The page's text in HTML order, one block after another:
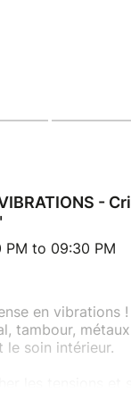
-
PM to 09:30 PM
en
tambour,
le soin intérieur.